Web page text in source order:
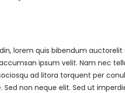
lorem quis bibendum
ipsum velit. Nam nec
ad litora torquent per
non neque elit. Sed ut